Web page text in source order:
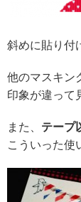
斜めに貼り付
他のマスキン
印象が違って
また、 テープ
こういった使